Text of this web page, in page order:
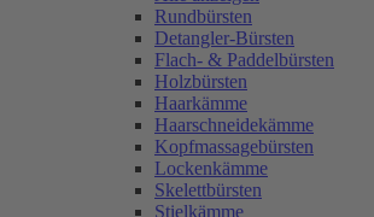
Rundbürsten
Detangler-Bürsten
Flach- & Paddelbürsten
Holzbürsten
Haarkämme
Haarschneidekämme
Kopfmassagebürsten
Lockenkämme
Skelettbürsten
Stielkämme